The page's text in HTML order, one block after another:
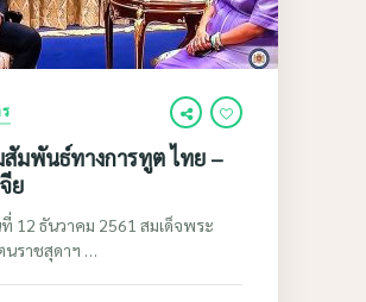
สัมพันธ์ทางการทูต ไทย –
ย
12 ธันวาคม 2561 สมเด็จพระ
นราชสุดาฯ …